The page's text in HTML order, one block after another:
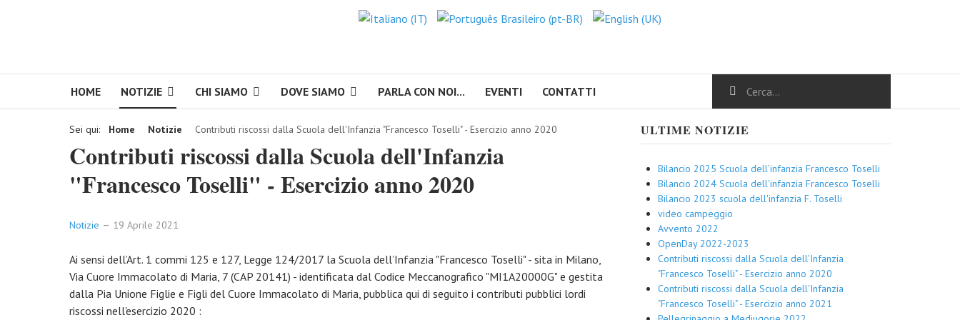
HOME NOTIZIE CHI SIAMO DOVE SIAMO PARLA CON NOI... EVENTI CONTATTI
Sei qui: Home Notizie Contributi riscossi dalla Scuola dell'Infanzia "Francesco Toselli" - Esercizio anno 2020
Contributi riscossi dalla Scuola dell'Infanzia
"Francesco Toselli" - Esercizio anno 2020
Notizie 19 Aprile 2021
Ai sensi dell’Art. 1 commi 125 e 127, Legge 124/2017 la Scuola dell’Infanzia "Francesco Toselli" - sita in Milano,
Via Cuore Immacolato di Maria, 7 (CAP 20141) - identificata dal Codice Meccanografico "MI1A20000G" e gestita
dalla Pia Unione Figlie e Figli del Cuore Immacolato di Maria, pubblica qui di seguito i contributi pubblici lordi
riscossi nell'esercizio 2020 :
ULTIME NOTIZIE
Bilancio 2025 Scuola dell'infanzia Francesco Toselli
Bilancio 2024 Scuola dell'infanzia Francesco Toselli
Bilancio 2023 scuola dell'infanzia F. Toselli
video campeggio
Avvento 2022
OpenDay 2022-2023
Contributi riscossi dalla Scuola dell'Infanzia
"Francesco Toselli" - Esercizio anno 2020
Contributi riscossi dalla Scuola dell'Infanzia
"Francesco Toselli" - Esercizio anno 2021